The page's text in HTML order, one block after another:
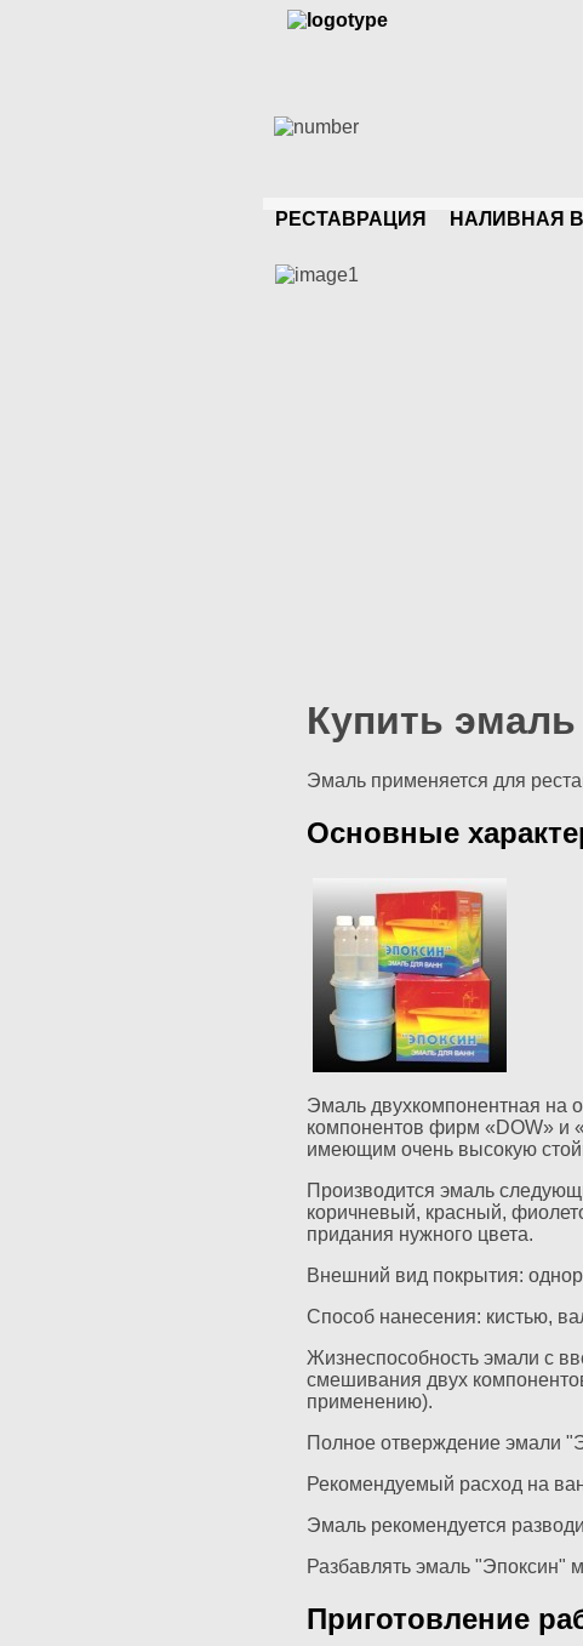
РЕСТАВРАЦИЯ НАЛИВНАЯ
Купить
Эмаль применяется для
Основные
Эмаль двухкомпонентная на
компонентов фирм «DOW» и
имеющим очень высокую
Производится эмаль
коричневый, красный,
придания нужного цвета.
Внешний вид покрытия:
Способ нанесения: кистью,
Жизнеспособность эмали с
смешивания двух
применению).
Полное отверждение эмали
Рекомендуемый расход на
Эмаль рекомендуется
Разбавлять эмаль "Эпоксин"
Приготовление